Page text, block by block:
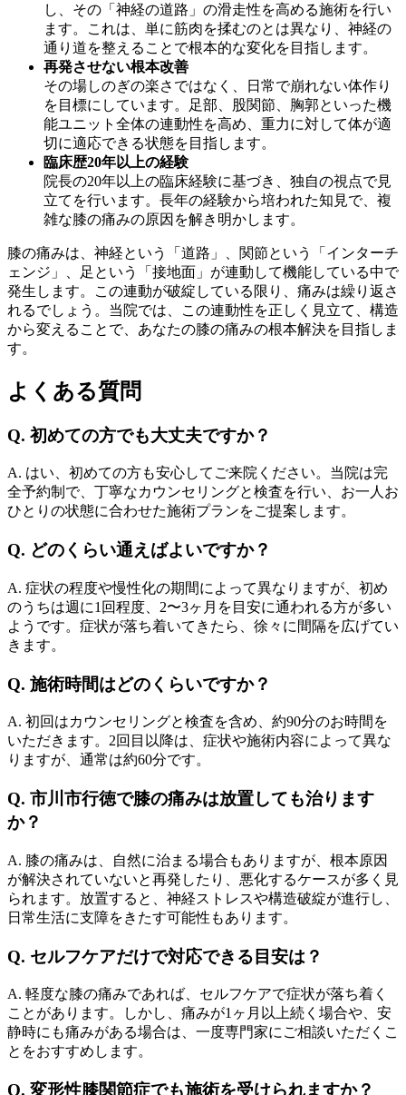
し、その「神経の道路」の滑走性を高める施術を行い
ます。これは、単に筋肉を揉むのとは異なり、神経の
通り道を整えることで根本的な変化を目指します。
再発させない根本改善
その場しのぎの楽さではなく、日常で崩れない体作り
を目標にしています。足部、股関節、胸郭といった機
能ユニット全体の連動性を高め、重力に対して体が適
切に適応できる状態を目指します。
臨床歴20年以上の経験
院長の20年以上の臨床経験に基づき、独自の視点で見
立てを行います。長年の経験から培われた知見で、複
雑な膝の痛みの原因を解き明かします。
膝の痛みは、神経という「道路」、関節という「インターチ
ェンジ」、足という「接地面」が連動して機能している中で
発生します。この連動が破綻している限り、痛みは繰り返さ
れるでしょう。当院では、この連動性を正しく見立て、構造
から変えることで、あなたの膝の痛みの根本解決を目指しま
す。
よくある質問
Q. 初めての方でも大丈夫ですか？
A. はい、初めての方も安心してご来院ください。当院は完
全予約制で、丁寧なカウンセリングと検査を行い、お一人お
ひとりの状態に合わせた施術プランをご提案します。
Q. どのくらい通えばよいですか？
A. 症状の程度や慢性化の期間によって異なりますが、初め
のうちは週に1回程度、2〜3ヶ月を目安に通われる方が多い
ようです。症状が落ち着いてきたら、徐々に間隔を広げてい
きます。
Q. 施術時間はどのくらいですか？
A. 初回はカウンセリングと検査を含め、約90分のお時間を
いただきます。2回目以降は、症状や施術内容によって異な
りますが、通常は約60分です。
Q. 市川市行徳で膝の痛みは放置しても治ります
か？
A. 膝の痛みは、自然に治まる場合もありますが、根本原因
が解決されていないと再発したり、悪化するケースが多く見
られます。放置すると、神経ストレスや構造破綻が進行し、
日常生活に支障をきたす可能性もあります。
Q. セルフケアだけで対応できる目安は？
A. 軽度な膝の痛みであれば、セルフケアで症状が落ち着く
ことがあります。しかし、痛みが1ヶ月以上続く場合や、安
静時にも痛みがある場合は、一度専門家にご相談いただくこ
とをおすすめします。
Q. 変形性膝関節症でも施術を受けられますか？